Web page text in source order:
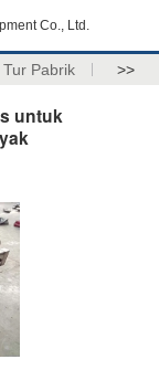
Co., Ltd.
Tur Pabrik >>
untuk